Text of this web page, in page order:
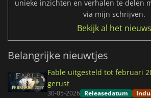
unieke inzichten en verhalen te delen
via mijn schrijven.
Bekijk al het nieuws
Belangrijke nieuwtjes
Fable uitgesteld tot februari
gerust
30-05-2026 Releasedatum